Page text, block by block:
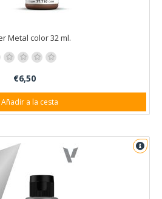
Metal color 32 ml.
€6,50
Añadir a la cesta